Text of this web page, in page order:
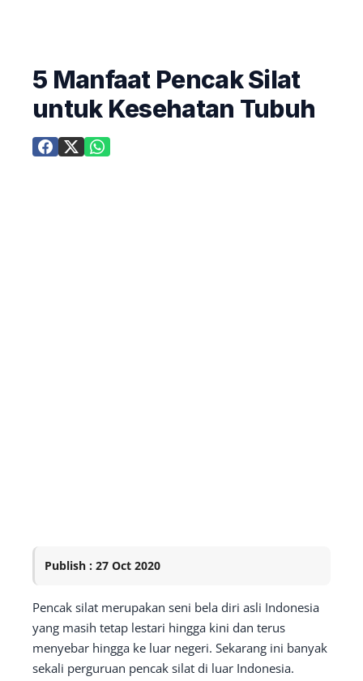
5 Manfaat Pencak Silat
untuk Kesehatan Tubuh
Publish : 27 Oct 2020
Pencak silat merupakan seni bela diri asli Indonesia
yang masih tetap lestari hingga kini dan terus
menyebar hingga ke luar negeri. Sekarang ini banyak
sekali perguruan pencak silat di luar Indonesia.